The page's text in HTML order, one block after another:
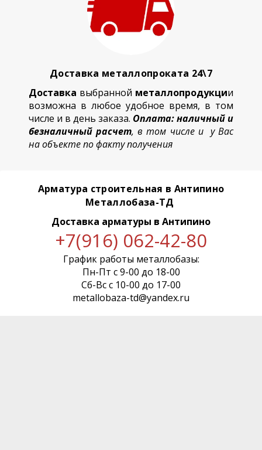
Доставка металлопроката 24\7
Доставка выбранной металлопродукции
возможна в любое удобное время, в том
числе и в день заказа. Оплата: наличный и
безналичный расчет, в том числе и у Вас
на объекте по факту получения
Арматура строительная в Антипино
Металлобаза-ТД
Доставка арматуры в Антипино
+7(916) 062-42-80
График работы металлобазы:
Пн-Пт с 9-00 до 18-00
Сб-Вс с 10-00 до 17-00
metallobaza-td@yandex.ru